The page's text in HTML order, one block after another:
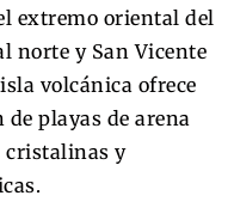
extremo oriental del
norte y San Vicente
volcánica ofrece
playas de arena
cristalinas y